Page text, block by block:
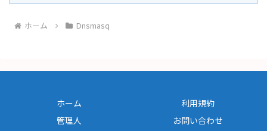
ホーム Dnsmasq
ホーム
利用規約
管理人
お問い合わせ